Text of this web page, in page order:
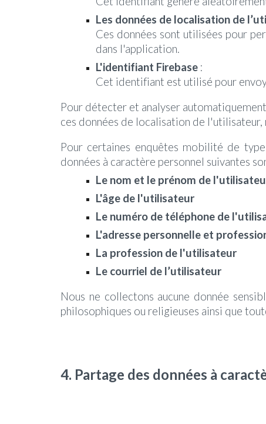
Les données de localisation de
Ces données sont utilisées pour
dans l'application.
L'identifiant Firebase:
Cet identifiant est utilisé pour
Pour détecter et analyser
ces données de localisation de
Pour certaines enquêtes mobilité de
données à caractère personnel suivantes
Le nom et le prénom de
L'âge de l'utilisateur
Le numéro de téléphone de
L'adresse personnelle et
La profession de l'utilisateur
Le courriel de l’utilisateur
Nous ne collectons aucune donnée
philosophiques ou religieuses ainsi que
4. Partage des données à